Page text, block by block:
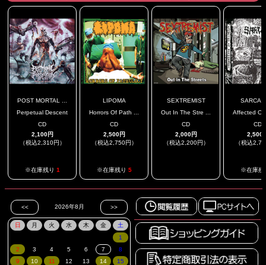
POST MORTAL ...
Perpetual Descent
CD
2,100円
（税込2,310円）
※在庫残り 1
LIPOMA
Horrors Of Path ...
CD
2,500円
（税込2,750円）
※在庫残り 5
SEXTREMIST
Out In The Stre ...
CD
2,000円
（税込2,200円）
Affected Of
CD
2,500
（税込
※在庫残